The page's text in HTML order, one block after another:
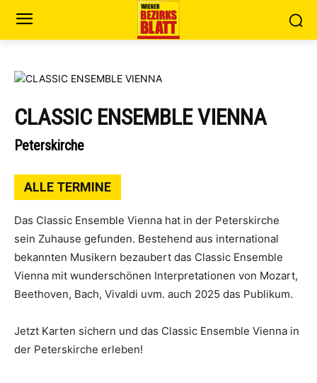
CLASSIC ENSEMBLE VIENNA
Peterskirche
ALLE TERMINE
Das Classic Ensemble Vienna hat in der Peterskirche
sein Zuhause gefunden. Bestehend aus international
bekannten Musikern bezaubert das Classic Ensemble
Vienna mit wunderschönen Interpretationen von Mozart,
Beethoven, Bach, Vivaldi uvm. auch 2025 das Publikum.
Jetzt Karten sichern und das Classic Ensemble Vienna in
der Peterskirche erleben!